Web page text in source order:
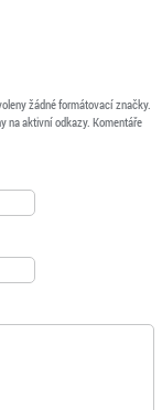
žádné formátovací značky.
na aktivní odkazy. Komentáře